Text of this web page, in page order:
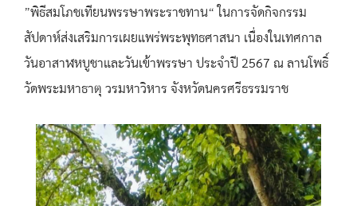
”พิธีสมโภชเทียนพรรษาพระราชทาน“ ในการจัดกิจกรรม
สัปดาห์ส่งเสริมการเผยแพร่พระพุทธศาสนา เนื่องในเทศกาล
วันอาสาฬหบูชาและวันเข้าพรรษา ประจำปี 2567 ณ ลานโพธิ์
วัดพระมหาธาตุ วรมหาวิหาร จังหวัดนครศรีธรรมราช